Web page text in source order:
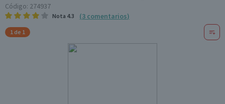
Código: 274937
Nota 4.3 (3 comentarios)
1 de 1